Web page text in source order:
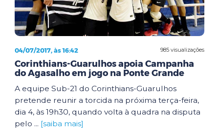
985 visualizações
04/07/2017, às 16:42
Corinthians-Guarulhos apoia Campanha
do Agasalho em jogo na Ponte Grande
A equipe Sub-21 do Corinthians-Guarulhos
pretende reunir a torcida na próxima terça-feira,
dia 4, às 19h30, quando volta à quadra na disputa
pelo ... [saiba mais]